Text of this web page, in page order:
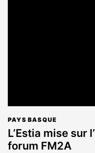
PAYS BASQUE
L’Estia mise sur
forum FM2A